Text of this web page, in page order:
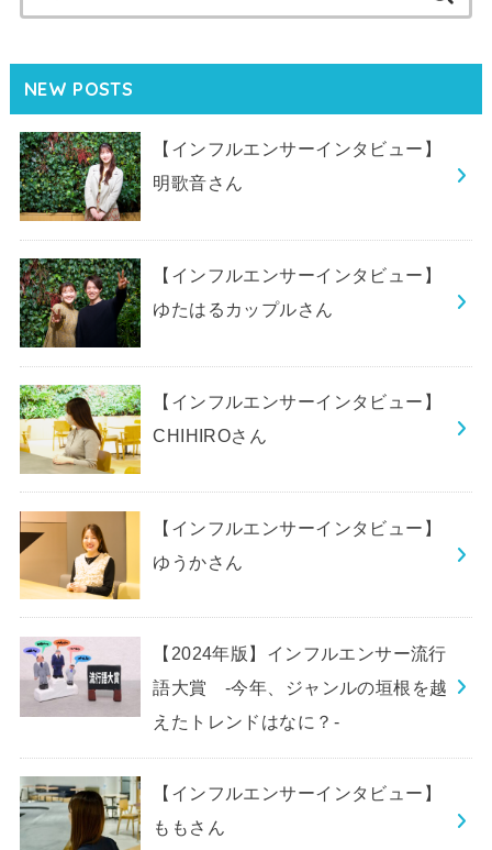
索:
NEW POSTS
【インフルエンサーインタビュー】
明歌音さん
【インフルエンサーインタビュー】
ゆたはるカップルさん
【インフルエンサーインタビュー】
CHIHIROさん
【インフルエンサーインタビュー】
ゆうかさん
【2024年版】インフルエンサー流行
語大賞 -今年、ジャンルの垣根を越
えたトレンドはなに？-
【インフルエンサーインタビュー】
ももさん